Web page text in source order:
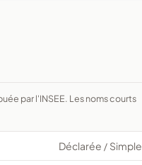
Déclarée / Simple